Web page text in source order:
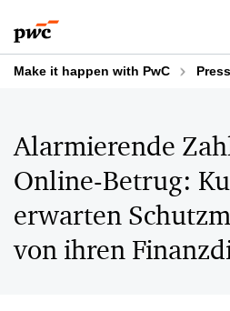
to
content
to
footer
Make it happen with PwC
Alarmierende
Online-Betrug:
erwarten
von ihren